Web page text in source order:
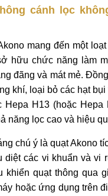
cánh lọc
mang đến một
hữu chức năng làm
đãng và mát mẻ.
khí, loại bỏ các hạt
Hepa H13 (hoặc Hepa
năng lọc cao và hiệu
chú ý là quạt Akono
diệt các vi khuẩn và vi
khiển quạt thông qua
hoặc ứng dụng trên